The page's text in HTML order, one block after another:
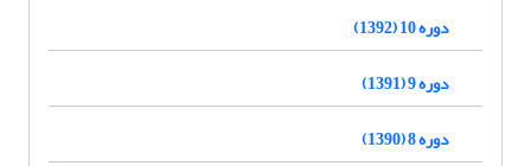
دوره 10 (1392)
دوره 9 (1391)
دوره 8 (1390)